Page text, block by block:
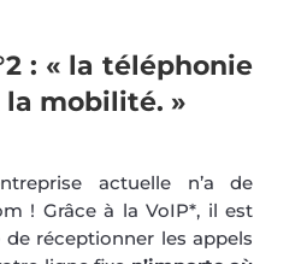
: « la téléphonie
mobilité. »
actuelle n’a de
! Grâce à la VoIP*, il est
réceptionner les appels